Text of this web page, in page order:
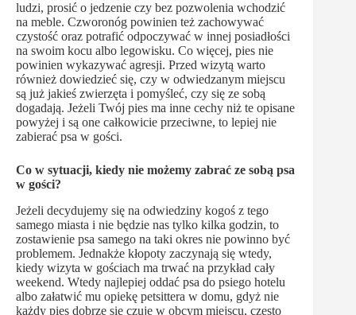
ludzi, prosić o jedzenie czy bez pozwolenia wchodzić
na meble. Czworonóg powinien też zachowywać
czystość oraz potrafić odpoczywać w innej posiadłości
na swoim kocu albo legowisku. Co więcej, pies nie
powinien wykazywać agresji. Przed wizytą warto
również dowiedzieć się, czy w odwiedzanym miejscu
są już jakieś zwierzęta i pomyśleć, czy się ze sobą
dogadają. Jeżeli Twój pies ma inne cechy niż te opisane
powyżej i są one całkowicie przeciwne, to lepiej nie
zabierać psa w gości.
Co w sytuacji, kiedy nie możemy zabrać ze sobą psa
w gości?
Jeżeli decydujemy się na odwiedziny kogoś z tego
samego miasta i nie będzie nas tylko kilka godzin, to
zostawienie psa samego na taki okres nie powinno być
problemem. Jednakże kłopoty zaczynają się wtedy,
kiedy wizyta w gościach ma trwać na przykład cały
weekend. Wtedy najlepiej oddać psa do psiego hotelu
albo załatwić mu opiekę petsittera w domu, gdyż nie
każdy pies dobrze się czuje w obcym miejscu, często